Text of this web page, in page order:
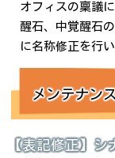
オフィスの稟議
醒石、中覚醒石
に名称修正を行い
メンテナン
【表記修正】シ